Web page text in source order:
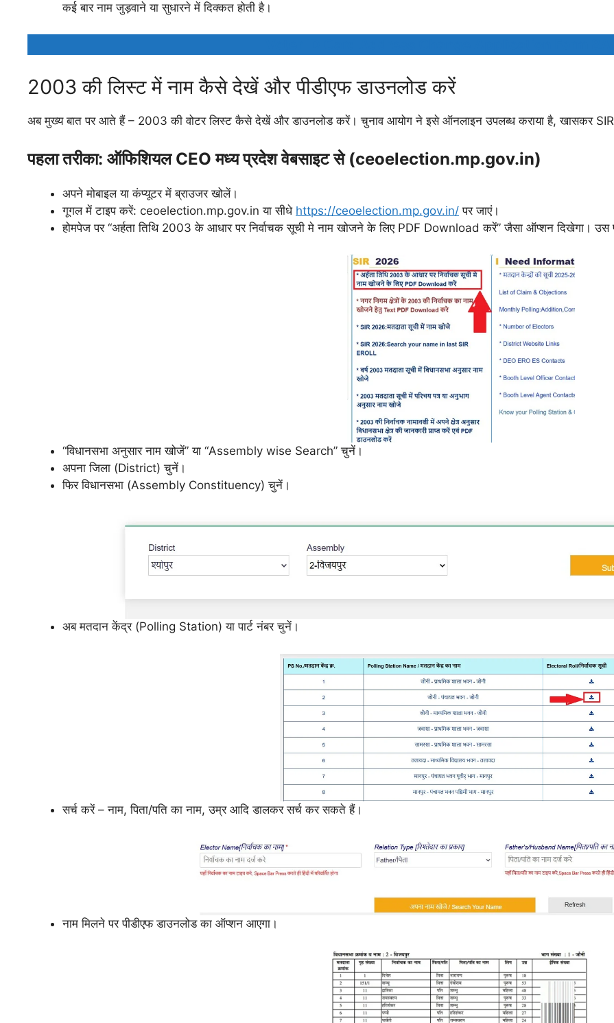
कई बार नाम जुड़वाने या सुधारने में दिक्कत होती है।
2003 की लिस्ट में नाम कैसे देखें और पीडीएफ डाउनलोड करें
अब मुख्य बात पर आते हैं – 2003 की वोटर लिस्ट कैसे देखें और डाउनलोड करें। चुनाव आयोग ने इसे ऑनलाइन उपलब्ध कराया है, खासकर
पहला तरीका: ऑफिशियल CEO मध्य प्रदेश वेबसाइट से (ceoelection.mp.gov.in)
अपने मोबाइल या कंप्यूटर में ब्राउजर खोलें।
गूगल में टाइप करें: ceoelection.mp.gov.in या सीधे https://ceoelection.mp.gov.in/ पर जाएं।
होमपेज पर “अर्हता तिथि 2003 के आधार पर निर्वाचक सूची मे नाम खोजने के लिए PDF Download करें” जैसा ऑप्शन दिखेगा। उस
“विधानसभा अनुसार नाम खोजें” या “Assembly wise Search” चुनें।
अपना जिला (District) चुनें।
फिर विधानसभा (Assembly Constituency) चुनें।
अब मतदान केंद्र (Polling Station) या पार्ट नंबर चुनें।
सर्च करें – नाम, पिता/पति का नाम, उम्र आदि डालकर सर्च कर सकते हैं।
नाम मिलने पर पीडीएफ डाउनलोड का ऑप्शन आएगा।